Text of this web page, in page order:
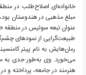
خانواده‌ای اصلاح‌طلب در
مبلغ مذهبی در هندوستان
عنوان تبعه سوئیس در منطقه
طبیعت‌گرایی از نمودهای
می‌خورد. وی به‌طور جدی به